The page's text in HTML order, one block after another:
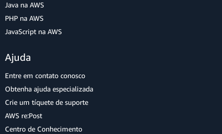
Java na AWS
PHP na AWS
JavaScript na AWS
Ajuda
Entre em contato conosco
Obtenha ajuda especializada
Crie um tíquete de suporte
AWS re:Post
Centro de Conhecimento